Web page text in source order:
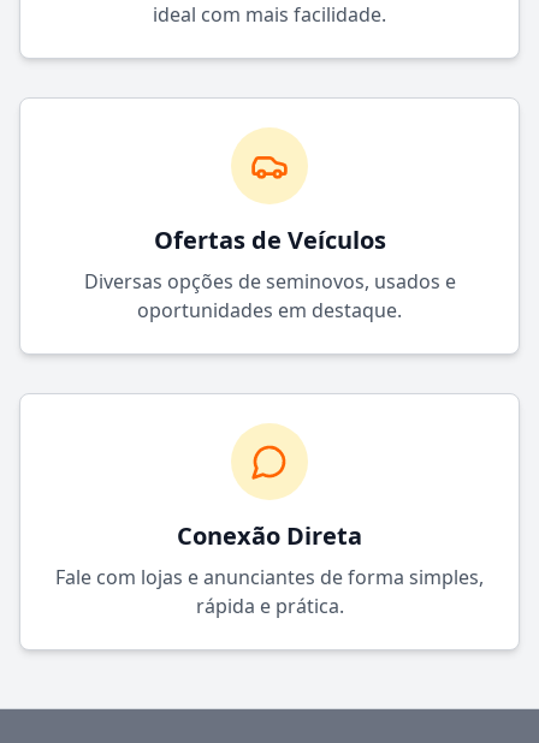
ideal com mais facilidade.
Ofertas de Veículos
Diversas opções de seminovos, usados e
oportunidades em destaque.
Conexão Direta
Fale com lojas e anunciantes de forma simples,
rápida e prática.